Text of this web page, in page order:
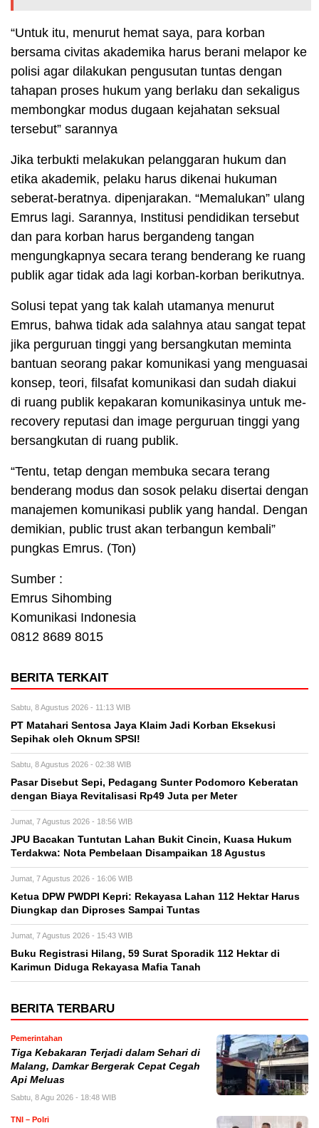
“Untuk itu, menurut hemat saya, para korban
bersama civitas akademika harus berani melapor ke
polisi agar dilakukan pengusutan tuntas dengan
tahapan proses hukum yang berlaku dan sekaligus
membongkar modus dugaan kejahatan seksual
tersebut” sarannya
Jika terbukti melakukan pelanggaran hukum dan
etika akademik, pelaku harus dikenai hukuman
seberat-beratnya. dipenjarakan. “Memalukan” ulang
Emrus lagi. Sarannya, Institusi pendidikan tersebut
dan para korban harus bergandeng tangan
mengungkapnya secara terang benderang ke ruang
publik agar tidak ada lagi korban-korban berikutnya.
Solusi tepat yang tak kalah utamanya menurut
Emrus, bahwa tidak ada salahnya atau sangat tepat
jika perguruan tinggi yang bersangkutan meminta
bantuan seorang pakar komunikasi yang menguasai
konsep, teori, filsafat komunikasi dan sudah diakui
di ruang publik kepakaran komunikasinya untuk me-
recovery reputasi dan image perguruan tinggi yang
bersangkutan di ruang publik.
“Tentu, tetap dengan membuka secara terang
benderang modus dan sosok pelaku disertai dengan
manajemen komunikasi publik yang handal. Dengan
demikian, public trust akan terbangun kembali”
pungkas Emrus. (Ton)
Sumber :
Emrus Sihombing
Komunikasi Indonesia
0812 8689 8015
BERITA TERKAIT
Sabtu, 8 Agustus 2026 - 11:13 WIB
PT Matahari Sentosa Jaya Klaim Jadi Korban Eksekusi
Sepihak oleh Oknum SPSI!
Sabtu, 8 Agustus 2026 - 02:38 WIB
Pasar Disebut Sepi, Pedagang Sunter Podomoro Keberatan
dengan Biaya Revitalisasi Rp49 Juta per Meter
Jumat, 7 Agustus 2026 - 18:56 WIB
JPU Bacakan Tuntutan Lahan Bukit Cincin, Kuasa Hukum
Terdakwa: Nota Pembelaan Disampaikan 18 Agustus
Jumat, 7 Agustus 2026 - 16:06 WIB
Ketua DPW PWDPI Kepri: Rekayasa Lahan 112 Hektar Harus
Diungkap dan Diproses Sampai Tuntas
Jumat, 7 Agustus 2026 - 15:43 WIB
Buku Registrasi Hilang, 59 Surat Sporadik 112 Hektar di
Karimun Diduga Rekayasa Mafia Tanah
BERITA TERBARU
Pemerintahan
Tiga Kebakaran Terjadi dalam Sehari di
Malang, Damkar Bergerak Cepat Cegah
Api Meluas
Sabtu, 8 Agu 2026 - 18:48 WIB
TNI – Polri